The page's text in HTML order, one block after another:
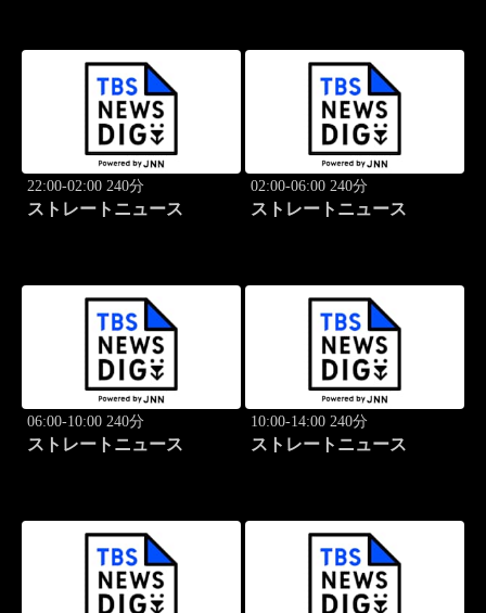
22:00-02:00 240分
ストレートニュース
02:00-06:00 240分
ストレートニュース
06:00-10:00 240分
ストレートニュース
10:00-14:00 240分
ストレートニュース